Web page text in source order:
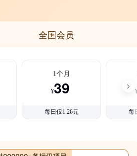
全国会员
1个月
¥39
每日仅1.26元 每